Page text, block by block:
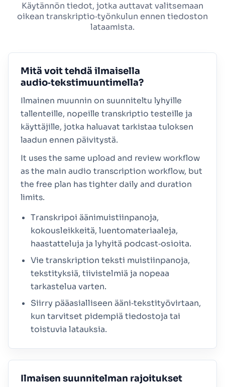
Käytännön tiedot, jotka auttavat valitsemaan
oikean transkriptio‑työnkulun ennen tiedoston
lataamista.
Mitä voit tehdä ilmaisella
audio‑tekstimuuntimella?
Ilmainen muunnin on suunniteltu lyhyille
tallenteille, nopeille transkriptio testeille ja
käyttäjille, jotka haluavat tarkistaa tuloksen
laadun ennen päivitystä.
It uses the same upload and review workflow
as the main audio transcription workflow, but
the free plan has tighter daily and duration
limits.
Transkripoi äänimuistiinpanoja,
kokousleikkeitä, luentomateriaaleja,
haastatteluja ja lyhyitä podcast‑osioita.
Vie transkription teksti muistiinpanoja,
tekstityksiä, tiivistelmiä ja nopeaa
tarkastelua varten.
Siirry pääasialliseen ääni‑tekstityövirtaan,
kun tarvitset pidempiä tiedostoja tai
toistuvia latauksia.
Ilmaisen suunnitelman rajoitukset